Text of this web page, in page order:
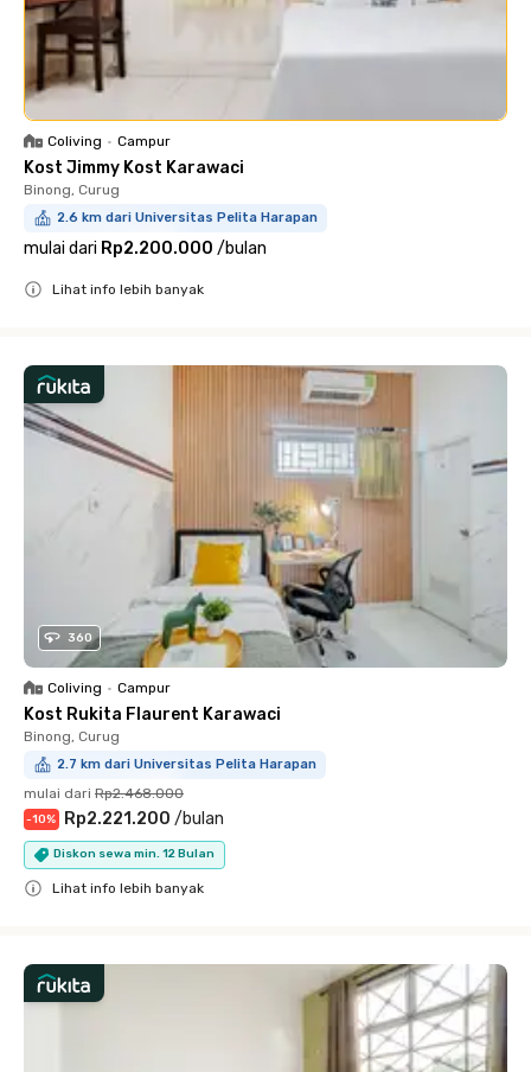
Coliving • Campur
Kost Jimmy Kost Karawaci
Binong, Curug
2.6 km dari Universitas Pelita Harapan
mulai dari Rp2.200.000 /bulan
Lihat info lebih banyak
360
Coliving • Campur
Kost Rukita Flaurent Karawaci
Binong, Curug
2.7 km dari Universitas Pelita Harapan
mulai dari Rp2.468.000
-10% Rp2.221.200 /bulan
Diskon sewa min. 12 Bulan
Lihat info lebih banyak